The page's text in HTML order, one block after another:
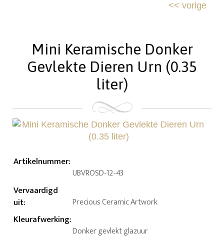
<< vorige
Mini Keramische Donker
Gevlekte Dieren Urn (0.35
liter)
Artikelnummer:
UBVROSD-12-43
Vervaardigd
uit: Precious Ceramic Artwork
Kleurafwerking:
Donker gevlekt glazuur